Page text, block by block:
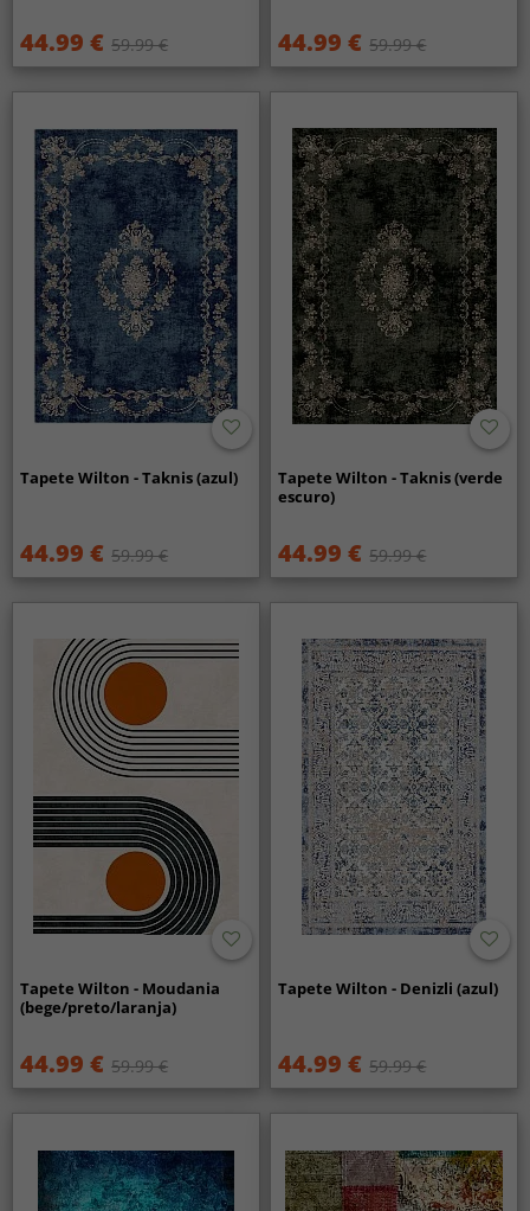
44.99 € 59.99 € 44.99 € 59.99 €
Tapete Wilton - Taknis (azul)
44.99 € 59.99 €
Tapete Wilton - Taknis (verde
escuro)
44.99 € 59.99 €
Tapete Wilton - Moudania
(bege/preto/laranja)
44.99 € 59.99 €
Tapete Wilton - Denizli (azul)
44.99 € 59.99 €